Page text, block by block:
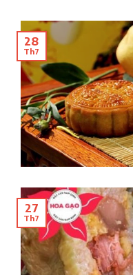
28
Th7
27
Th7